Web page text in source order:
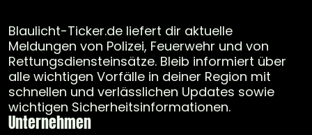
Blaulicht-Ticker.de liefert dir aktuelle
Meldungen von Polizei, Feuerwehr und von
Rettungsdiensteinsätze. Bleib informiert über
alle wichtigen Vorfälle in deiner Region mit
schnellen und verlässlichen Updates sowie
wichtigen Sicherheitsinformationen.
Unternehmen